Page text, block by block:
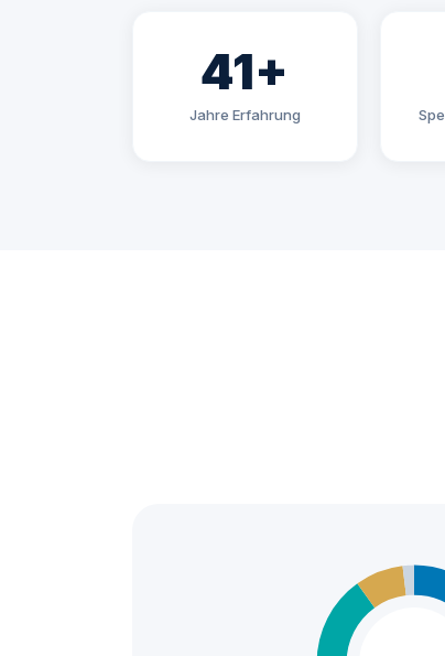
41+
Jahre Erfahrung